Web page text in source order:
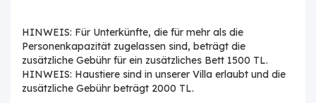
HINWEIS: Für Unterkünfte, die für mehr als die
Personenkapazität zugelassen sind, beträgt die
zusätzliche Gebühr für ein zusätzliches Bett 1500 TL.
HINWEIS: Haustiere sind in unserer Villa erlaubt und die
zusätzliche Gebühr beträgt 2000 TL.